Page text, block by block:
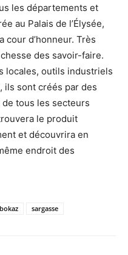
les départements et
au Palais de l’Élysée,
cour d’honneur. Très
des savoir-faire.
locales, outils industriels
ils sont créés par des
tous les secteurs
le produit
et découvrira en
endroit des
sargasse